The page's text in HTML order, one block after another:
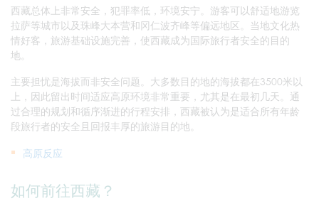
西藏总体上非常安全，犯罪率低，环境安宁。游客可以舒适地游览
拉萨等城市以及珠峰大本营和冈仁波齐峰等偏远地区。当地文化热
情好客，旅游基础设施完善，使西藏成为国际旅行者安全的目的
地。
主要担忧是海拔而非安全问题。大多数目的地的海拔都在3500米以
上，因此留出时间适应高原环境非常重要，尤其是在最初几天。通
过合理的规划和循序渐进的行程安排，西藏被认为是适合所有年龄
段旅行者的安全且回报丰厚的旅游目的地。
高原反应
如何前往西藏？